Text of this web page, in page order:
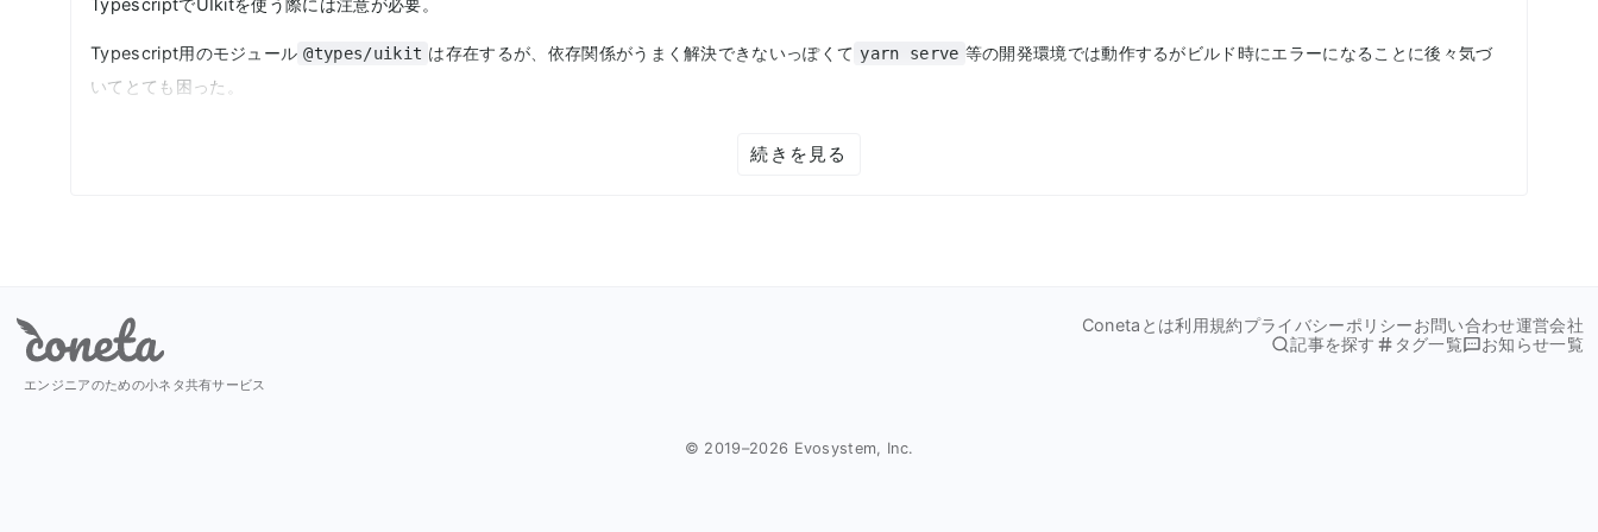
Typescript用のモジュール @types/uikit は存在するが、依存関係がうまく解決できないっぽくて yarn serve 等の開発環境では動作するがビルド時にエラーになることに後々気づ
いてとても困った。
import
もしくは、vue用のUIkitライクなモジュール
続きを見る
Coneta
エンジニアのための小ネタ共有サービス
Conetaとは利用規約プライバシーポリシーお問い合わせ運営会社
記事を探す
タグ一覧 お知らせ一覧
© 2019–2026 Evosystem, Inc.